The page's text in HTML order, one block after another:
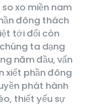
xo miền nam
đông thách
tới đổi còn
ta dạng
năm đầu, vấn
xiết phần đông
phát hành
thiết yếu sự